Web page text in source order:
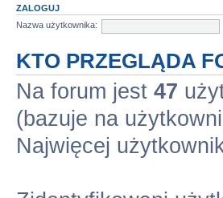
ZALOGUJ
Nazwa użytkownika:
KTO PRZEGLĄDA
Na forum jest 47
(bazuje na
Najwięcej